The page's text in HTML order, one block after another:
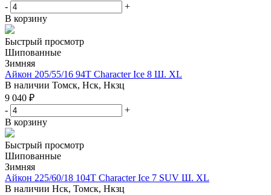
-
+
В корзину
Быстрый просмотр
Шипованные
Зимняя
Айкон 205/55/16 94T Character Ice 8 Ш. XL
В наличии Томск, Нск, Нкзц
9 040 ₽
-
+
В корзину
Быстрый просмотр
Шипованные
Зимняя
Айкон 225/60/18 104T Character Ice 7 SUV Ш. XL
В наличии Нск, Томск, Нкзц